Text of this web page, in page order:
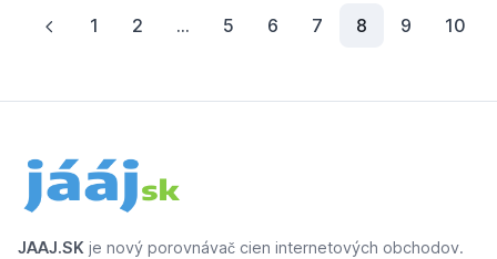
1 2 ... 5 6 7 8 (current)
9 10
JAAJ.SK je nový porovnávač cien internetových obchodov.